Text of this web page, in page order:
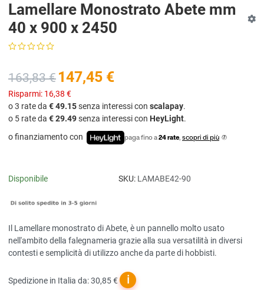
Lamellare Monostrato Abete mm
40 x 900 x 2450
163,83 € 147,45 €
Risparmi: 16,38 €
o 3 rate da € 49.15senza interessi con scalapay.
o 5 rate da € 29.49senza interessi con HeyLight.
o finanziamento con
paga fino a24 rate, scopri di più
Disponibile SKU: LAMABE42-90
Il Lamellare monostrato di Abete, è un pannello molto usato
nell'ambito della falegnameria grazie alla sua versatilità in diversi
contesti e semplicità di utilizzo anche da parte di hobbisti.
Spedizione in Italia da: 30,85 € ℹ